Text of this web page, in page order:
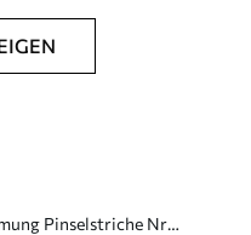
Pinselstriche Nr